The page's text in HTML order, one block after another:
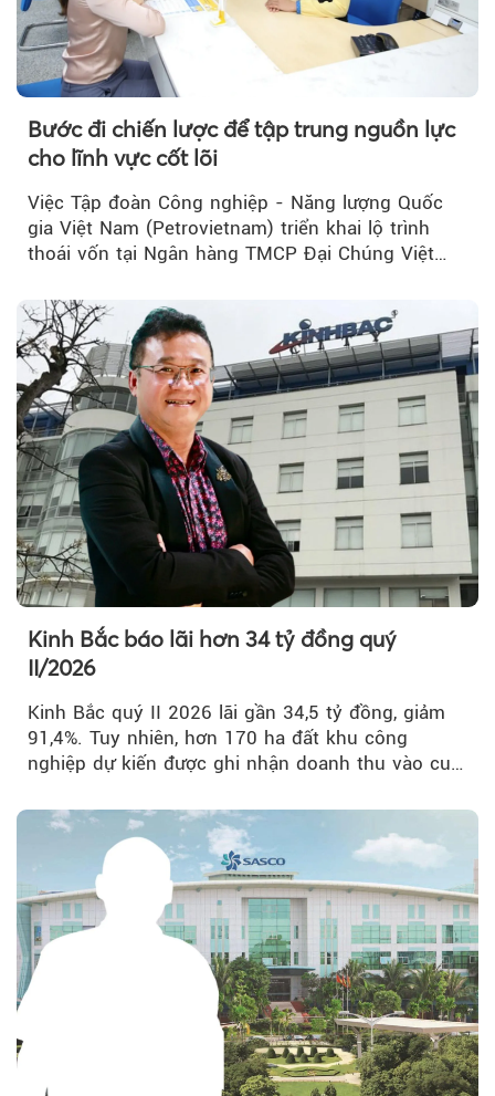
Bước đi chiến lược để tập trung nguồn lực
cho lĩnh vực cốt lõi
Việc Tập đoàn Công nghiệp - Năng lượng Quốc
gia Việt Nam (Petrovietnam) triển khai lộ trình
thoái vốn tại Ngân hàng TMCP Đại Chúng Việt
Kinh Bắc báo lãi hơn 34 tỷ đồng quý
II/2026
Kinh Bắc quý II 2026 lãi gần 34,5 tỷ đồng, giảm
91,4%. Tuy nhiên, hơn 170 ha đất khu công
nghiệp dự kiến được ghi nhận doanh thu vào cuối